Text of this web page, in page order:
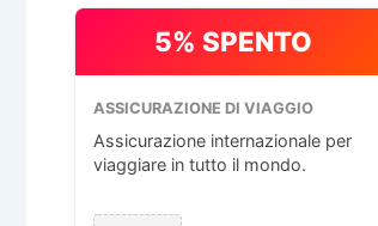
5% SPENTO
ASSICURAZIONE DI VIAGGIO
Assicurazione internazionale per
viaggiare in tutto il mondo.